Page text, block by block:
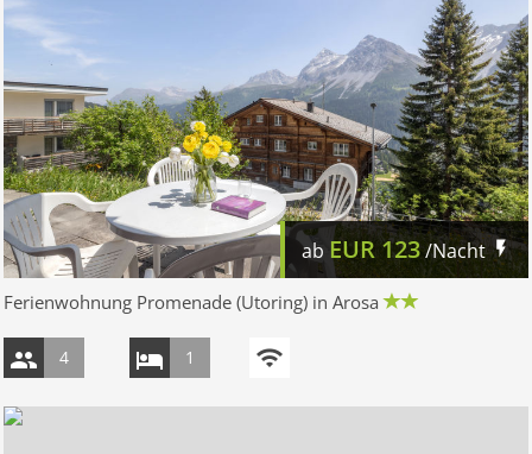
ab EUR 123/Nacht
Ferienwohnung Promenade (Utoring) in Arosa
4 1